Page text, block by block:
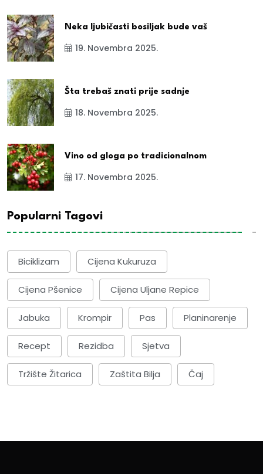
Neka ljubičasti bosiljak bude vaš
19. Novembra 2025.
Šta trebaš znati prije sadnje
18. Novembra 2025.
Vino od gloga po tradicionalnom
17. Novembra 2025.
Popularni Tagovi
Biciklizam Cijena Kukuruza
Cijena Pšenice Cijena Uljane Repice
Jabuka Krompir Pas Planinarenje
Recept Rezidba Sjetva
Tržište Žitarica Zaštita Bilja Čaj